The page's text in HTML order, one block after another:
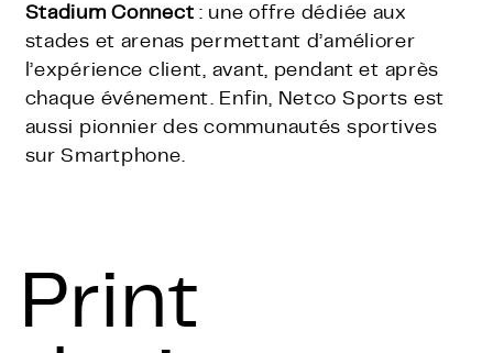
Stadium Connect : une offre dédiée aux
stades et arenas permettant d’améliorer
l’expérience client, avant, pendant et après
chaque événement. Enfin, Netco Sports est
aussi pionnier des communautés sportives
sur Smartphone.
Print